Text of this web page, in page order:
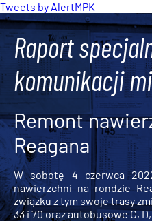
Tweets by AlertMPK
Raport
komunikacji
Remont
Reagana
W sobotę 4 czerwca
nawierzchni na rondzie
związku z tym swoje trasy
33 i 70 oraz autobusowe C, D,